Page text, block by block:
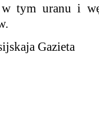
w tym uranu i
Gazieta